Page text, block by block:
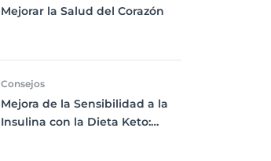
Mejorar la Salud del Corazón
Consejos
Mejora de la Sensibilidad a la
Insulina con la Dieta Keto: